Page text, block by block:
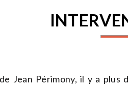
Jean Périmony, il y a plus